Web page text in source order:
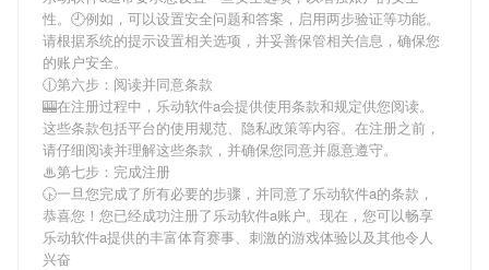
性。🕘例如，可以设置安全问题和答案，启用两步验证等功能。
请根据系统的提示设置相关选项，并妥善保管相关信息，确保您
的账户安全。
🕧第六步：阅读并同意条款
🎰在注册过程中， 乐动软件a会提供使用条款和规定供您阅读。
这些条款包括平台的使用规范、隐私政策等内容。在注册之前，
请仔细阅读并理解这些条款，并确保您同意并愿意遵守。
♨第七步：完成注册
🕟一旦您完成了所有必要的步骤，并同意了乐动软件a的条款，
恭喜您！您已经成功注册了乐动软件a账户。现在，您可以畅享
乐动软件a提供的丰富体育赛事、刺激的游戏体验以及其他令人
兴奋